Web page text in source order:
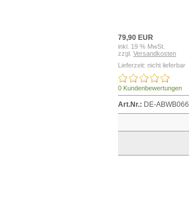
79,90 EUR
inkl. 19 % MwSt.
zzgl. Versandkosten
Lieferzeit: nicht lieferbar
0 Kundenbewertungen
Art.Nr.: DE-ABWB066